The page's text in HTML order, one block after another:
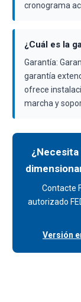
cronograma
¿Cuál es la
Garantía:
garantía
ofrece
marcha y
Contacte
autorizado
Versión